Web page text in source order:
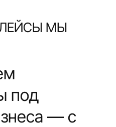
МЫ
под
— с